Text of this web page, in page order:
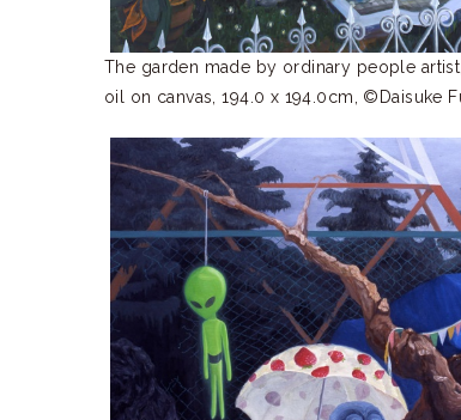
The garden made by ordinary people
oil on canvas, 194.0 x 194.0cm, ©Daisuke